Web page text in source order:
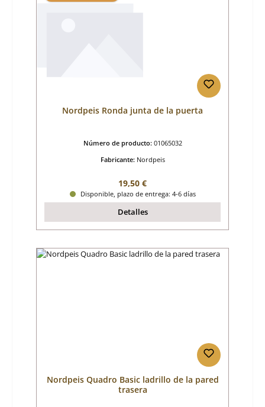
Nordpeis Ronda junta de la puerta
Número de producto: 01065032
Fabricante: Nordpeis
Precio normal:
19,50 €
Disponible, plazo de entrega: 4-6 días
Detalles
Nordpeis Quadro Basic ladrillo de la pared
trasera